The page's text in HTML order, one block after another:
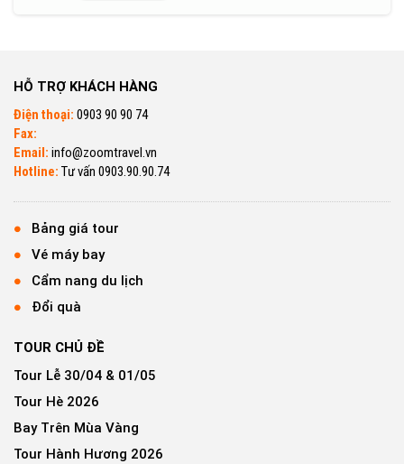
HỖ TRỢ KHÁCH HÀNG
Điện thoại: 0903 90 90 74
Fax:
Email: info@zoomtravel.vn
Hotline: Tư vấn 0903.90.90.74
Bảng giá tour
Vé máy bay
Cẩm nang du lịch
Đổi quà
TOUR CHỦ ĐỀ
Tour Lễ 30/04 & 01/05
Tour Hè 2026
Bay Trên Mùa Vàng
Tour Hành Hương 2026